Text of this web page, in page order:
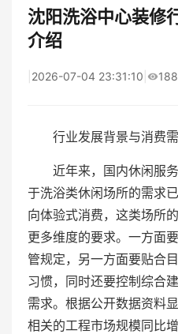
沈阳洗浴中心装修
介绍
2026-07-04 23:31:10 188
行业发展背景与消费
近年来，国内休闲服
于洗浴类休闲场所的需求
向体验式消费，这类场所
更多维度的要求。一方面
管规定，另一方面要贴合
习惯，同时还要控制综合
需求。根据公开数据资料
相关的工程市场规模同比